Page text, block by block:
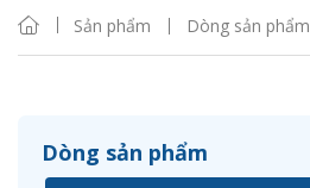
Sản phẩm Dòng sản phẩm
Dòng sản phẩm